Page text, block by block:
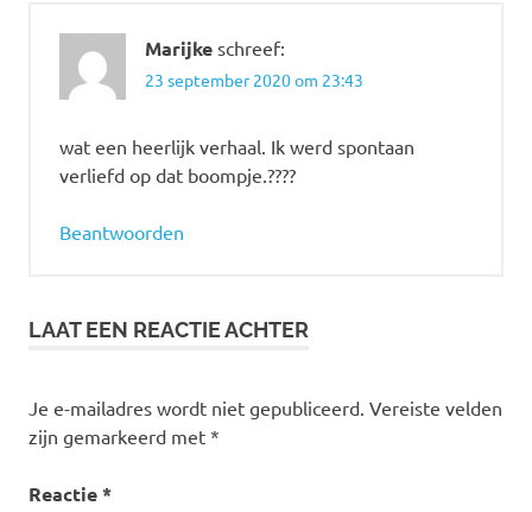
Marijke schreef:
23 september 2020 om 23:43
wat een heerlijk verhaal. Ik werd spontaan
verliefd op dat boompje.????
Beantwoorden
LAAT EEN REACTIE ACHTER
Je e-mailadres wordt niet gepubliceerd. Vereiste velden
zijn gemarkeerd met *
Reactie*